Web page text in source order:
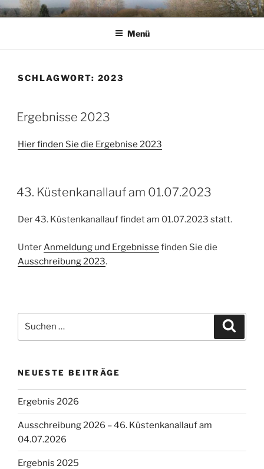
Zum
InhaltKC IKENBRUEGGE
Menü
SCHLAGWORT: 2023
VERÖFFENTLICHT
AM
Ergebnisse 2023
Hier finden Sie die Ergebnise 2023
VERÖFFENTLICHT
AM
43. Küstenkanallauf am 01.07.2023
Der 43. Küstenkanallauf findet am 01.07.2023 statt.
Unter Anmeldung und Ergebnisse finden Sie die
Ausschreibung 2023.
nach:
NEUESTE BEITRÄGE
Ergebnis 2026
Ausschreibung 2026 – 46. Küstenkanallauf am
04.07.2026
Ergebnis 2025